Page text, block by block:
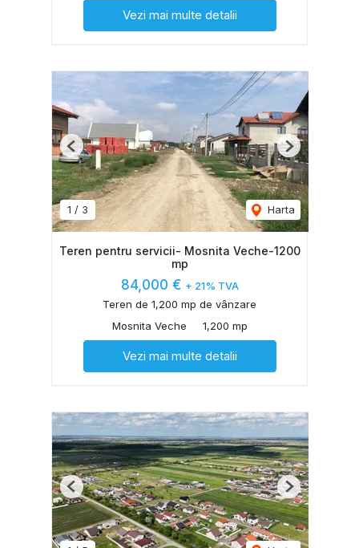
Vezi mai multe detalii
1 / 3 Harta
Previous Next
Teren pentru servicii- Mosnita Veche-1200
mp
84,000 € + 21% TVA
Teren de 1,200 mp de vânzare
Mosnita Veche
1,200 mp
Vezi mai multe detalii
Previous Next